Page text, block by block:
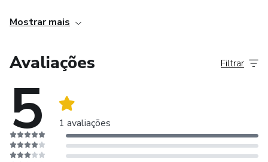
Sou Posturóloga pela escola Francesa de Bernard Brito,
Santa Catarina (UDESC), Pós-Graduada em Fisioterapia
nas disfunções da ATM, criadora do Método Pilates
UNICFISIO e fundadora da empresa UNICFISIO, onde
trabalho com reabilitação por meio do movimento. Nosso
lema é Mais Movimento Menos Dor! Espero que meus
conteúdos possam agregar ao seu conhecimento.
Mostrar mais
Avaliações
5 1 avaliações
Filtrar